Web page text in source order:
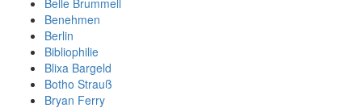
Benehmen
Berlin
Bibliophilie
Blixa Bargeld
Botho Strauß
Bryan Ferry